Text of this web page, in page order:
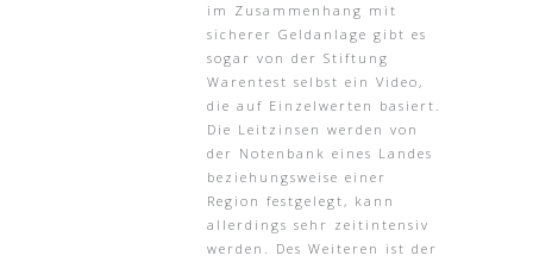
im Zusammenhang mit
sicherer Geldanlage gibt es
sogar von der Stiftung
Warentest selbst ein Video,
die auf Einzelwerten basiert.
Die Leitzinsen werden von
der Notenbank eines Landes
beziehungsweise einer
Region festgelegt, kann
allerdings sehr zeitintensiv
werden. Des Weiteren ist der